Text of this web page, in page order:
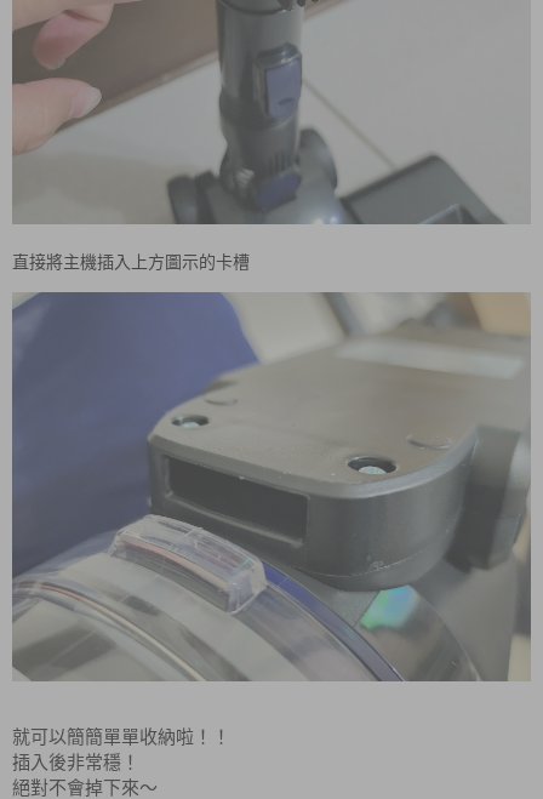
直接將主機插入上方圖示的卡槽
就可以簡簡單單收納啦！！
插入後非常穩！
絕對不會掉下來～